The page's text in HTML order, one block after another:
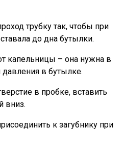
трубку так, чтобы при
до дна бутылки.
капельницы – она нужна в
давления в бутылке.
в пробке, вставить
вниз.
к загубнику при